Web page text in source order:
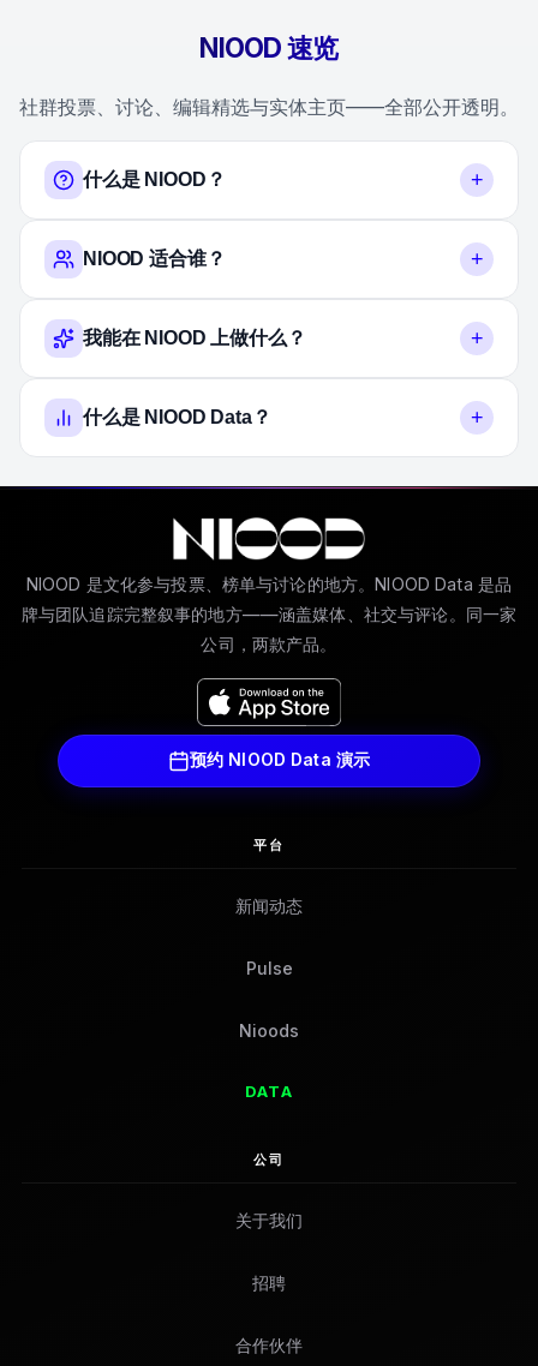
NIOOD 速览
社群投票、讨论、编辑精选与实体主页——全部公开透明。
什么是 NIOOD？ +
NIOOD 适合谁？ +
我能在 NIOOD 上做什么？ +
什么是 NIOOD Data？ +
NIOOD 是文化参与投票、榜单与讨论的地方。NIOOD Data 是品
牌与团队追踪完整叙事的地方——涵盖媒体、社交与评论。同一家
公司，两款产品。
预约 NIOOD Data 演示
平台
新闻动态
Pulse
Nioods
DATA
公司
关于我们
招聘
合作伙伴